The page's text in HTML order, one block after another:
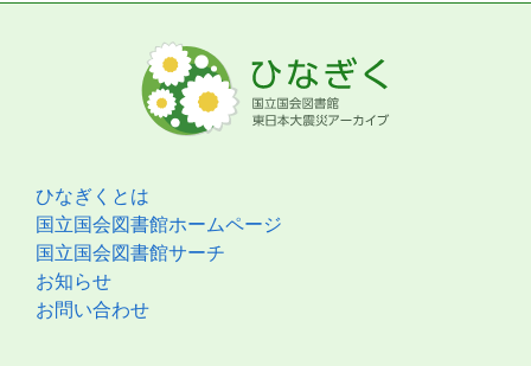
ひなぎくとは
国立国会図書館ホームページ
国立国会図書館サーチ
お知らせ
お問い合わせ